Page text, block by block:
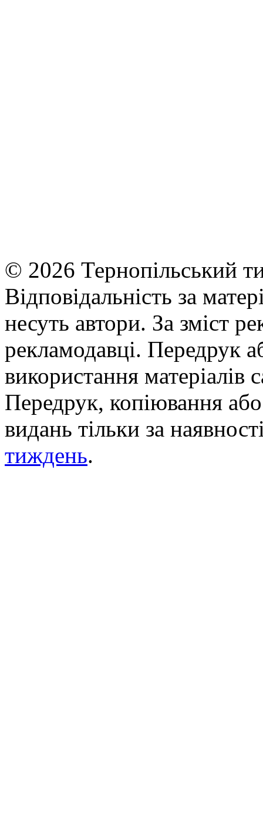
© 2026 Тернопільський
Відповідальність за
несуть автори. За зміст
рекламодавці. Передрук
використання матеріалів
Передрук, копіювання
видань тільки за
тиждень.